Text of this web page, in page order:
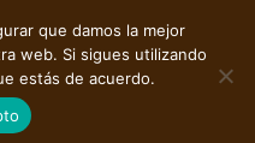
por descubrir
2026
que damos la mejor
web. Si sigues utilizando
estás de acuerdo.